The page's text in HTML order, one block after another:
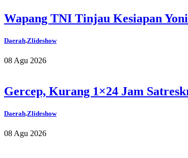
Wapang TNI Tinjau Kesiapan
Daerah.Zlideshow
08 Agu 2026
Gercep, Kurang 1×24 Jam
Daerah.Zlideshow
08 Agu 2026